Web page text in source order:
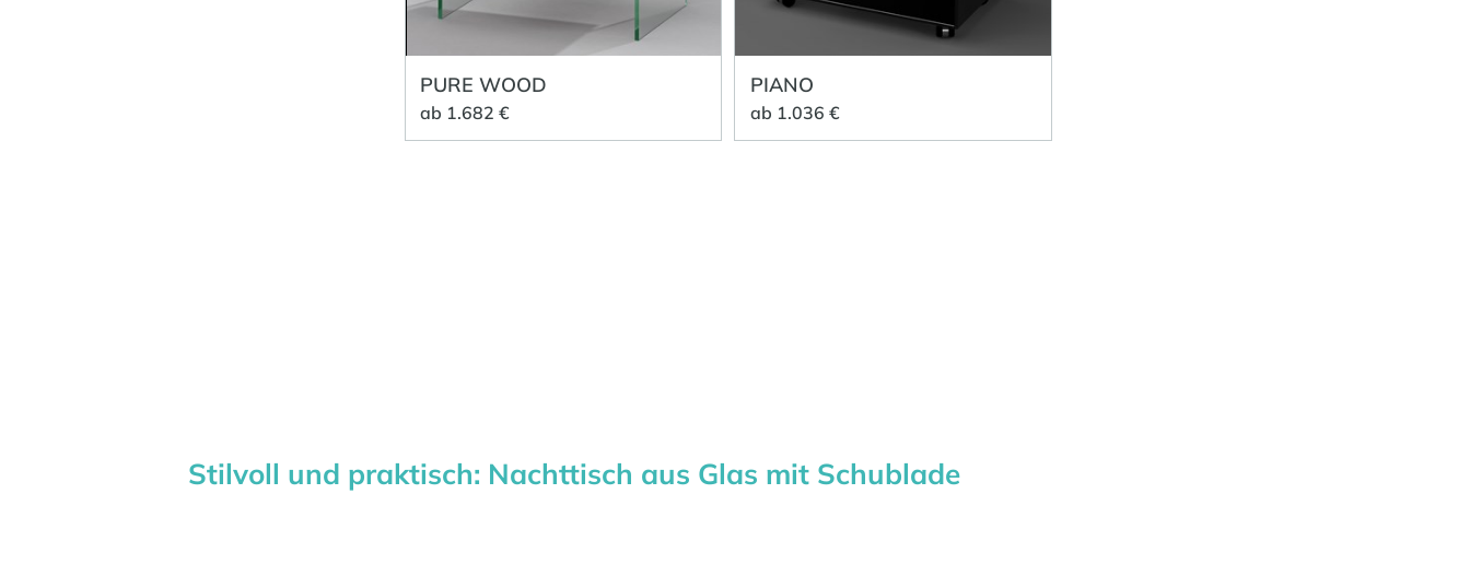
PURE WOOD
ab 1.682 €
PIANO
ab 1.036 €
Stilvoll und praktisch: Nachttisch aus Glas mit Schublade